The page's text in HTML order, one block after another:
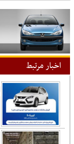
اخبار مرتبط